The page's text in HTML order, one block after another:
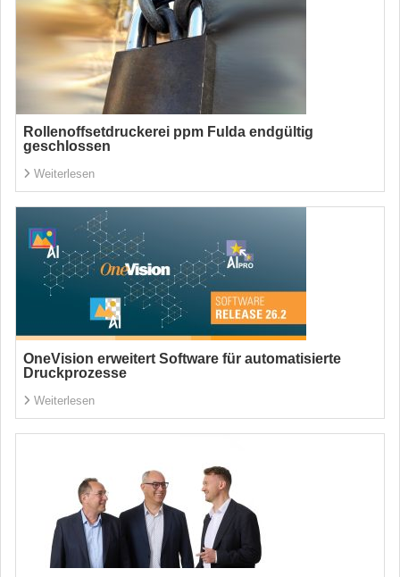
Rollenoffsetdruckerei ppm Fulda endgültig
geschlossen
Weiterlesen
OneVision erweitert Software für automatisierte
Druckprozesse
Weiterlesen